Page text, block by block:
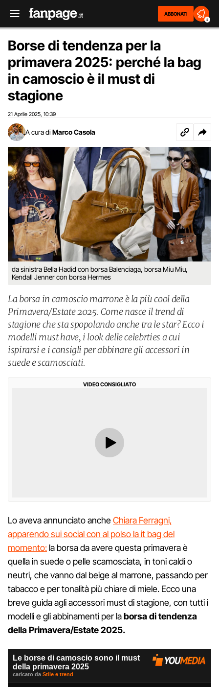
ABBONATI
2
Borse di tendenza per la
primavera 2025: perché la bag
in camoscio è il must di
stagione
21 Aprile 2025 10:39
A cura di Marco Casola
da sinistra Bella Hadid con borsa Balenciaga, borsa Miu Miu,
Kendall Jenner con borsa Hermes
La borsa in camoscio marrone è la più cool della
Primavera/Estate 2025. Come nasce il trend di
stagione che sta spopolando anche tra le star? Ecco i
modelli must have, i look delle celebrties a cui
ispirarsi e i consigli per abbinare gli accessori in
suede e scamosciati.
VIDEO CONSIGLIATO
Lo aveva annunciato ancheChiara Ferragni,
apparendo sui social con al polso la it bag del
momento: la borsa da avere questa primavera è
quella in suede o pelle scamosciata, in toni caldi o
neutri, che vanno dal beige al marrone, passando per
tabacco e per tonalità più chiare di miele. Ecco una
breve guida agli accessori must di stagione, con tutti i
modelli e gli abbinamenti per laborsa di tendenza
della Primavera/Estate 2025.